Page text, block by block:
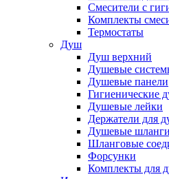
Смесители с
Комплекты
Термостаты
Душ
Душ верхний
Душевые
Душевые панели
Гигиенические
Душевые лейки
Держатели для
Душевые шланги
Шланговые
Форсунки
Комплекты для